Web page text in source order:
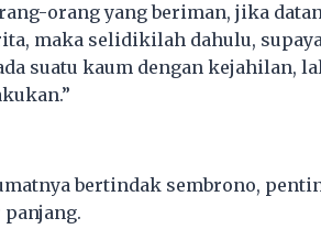
orang yang beriman, jika
maka selidikilah dahulu,
suatu kaum dengan kejahilan,
bertindak sembrono,